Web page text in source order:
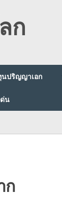
ก
ปริญญาเอก
น
ก